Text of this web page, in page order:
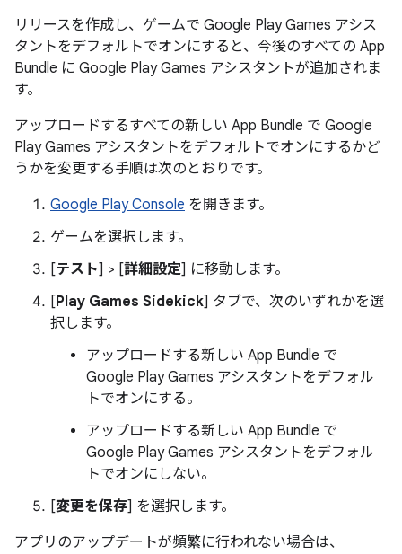
リリースを作成し、ゲームで Google Play Games アシス
タントをデフォルトでオンにすると、今後のすべての App
Bundle に Google Play Games アシスタントが追加されま
す。
アップロードするすべての新しい App Bundle で Google
Play Games アシスタントをデフォルトでオンにするかど
うかを変更する手順は次のとおりです。
Google Play Console を開きます。
ゲームを選択します。
[テスト] > [詳細設定] に移動します。
[Play Games Sidekick] タブで、次のいずれかを選
択します。
アップロードする新しい App Bundle で
Google Play Games アシスタントをデフォル
トでオンにする。
アップロードする新しい App Bundle で
Google Play Games アシスタントをデフォル
トでオンにしない。
[変更を保存] を選択します。
アプリのアップデートが頻繁に行われない場合は、